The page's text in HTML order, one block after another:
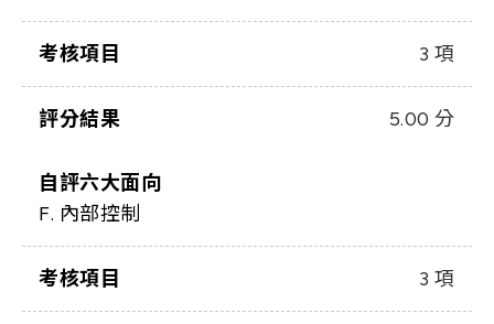
考核項目 3 項
評分結果 5.00 分
自評六大面向
F. 內部控制
考核項目 3 項